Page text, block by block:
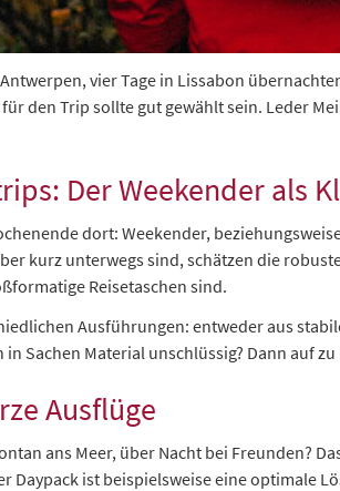
vier Tage in Lissabon
für den Trip sollte gut gewählt sein. Leder
Der Weekender als
dort: Weekender,
kurz unterwegs sind, schätzen die
Reisetaschen sind.
Ausführungen: entweder aus
Sachen Material unschlüssig? Dann auf
Ausflüge
ans Meer, über Nacht bei Freunden?
Daypack ist beispielsweise eine optimale